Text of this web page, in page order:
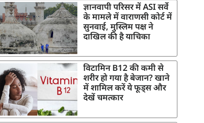
ज्ञानवापी परिसर में ASI सर्वे
के मामले में वाराणसी कोर्ट में
सुनवाई, मुस्लिम पक्ष ने
दाखिल की है याचिका
विटामिन B12 की कमी से
शरीर हो गया है बेजान? खाने
में शामिल करें ये फूड्स और
देखें चमत्कार